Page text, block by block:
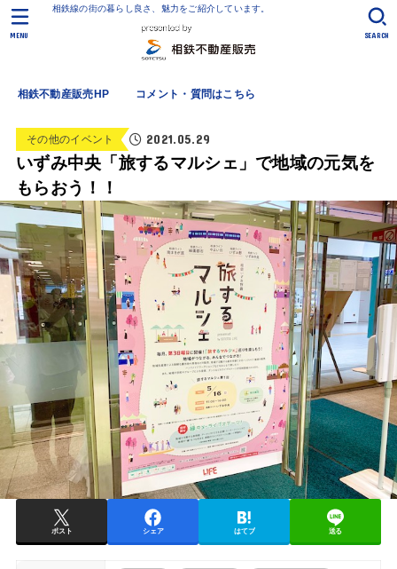
相鉄線の街の暮らし良さ、魅力をご紹介しています。
相鉄不動産販売HP コメント・質問はこちら
SEARCH
MENU
その他のイベント 2021.05.29
いずみ中央「旅するマルシェ」で地域の元気を
もらおう！！
ポスト シェア はてブ 送る